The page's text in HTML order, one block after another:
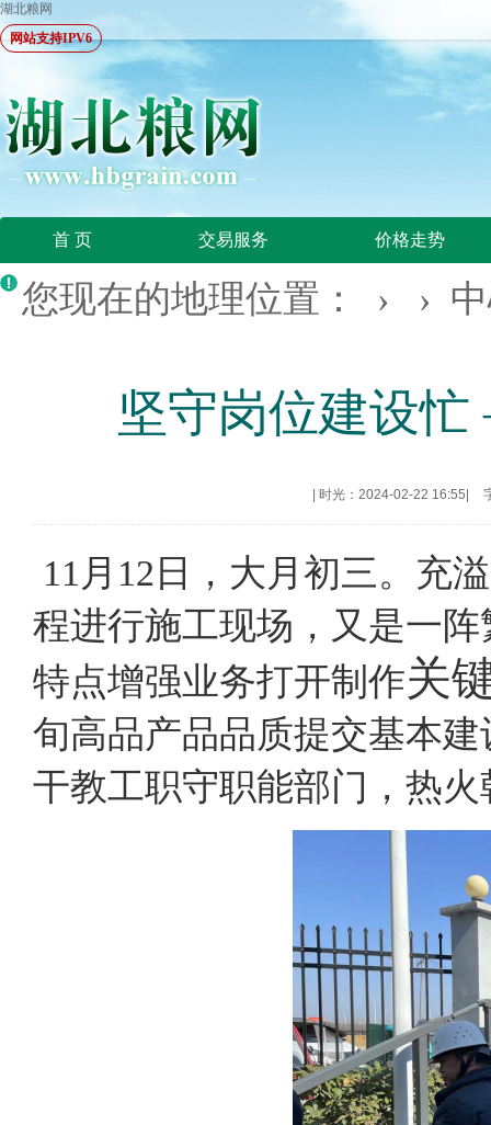
湖北粮网
网站支持IPV6
首 页 交易服务 价格走势
您现在的地理位置： › ›
坚守岗位建设
时光：2024-02-22 16:55
11月12日，大月初三。充
程进行施工现场，又是一
特点增强业务打开制作关
旬高品产品品质提交基本
干教工职守职能部门，热